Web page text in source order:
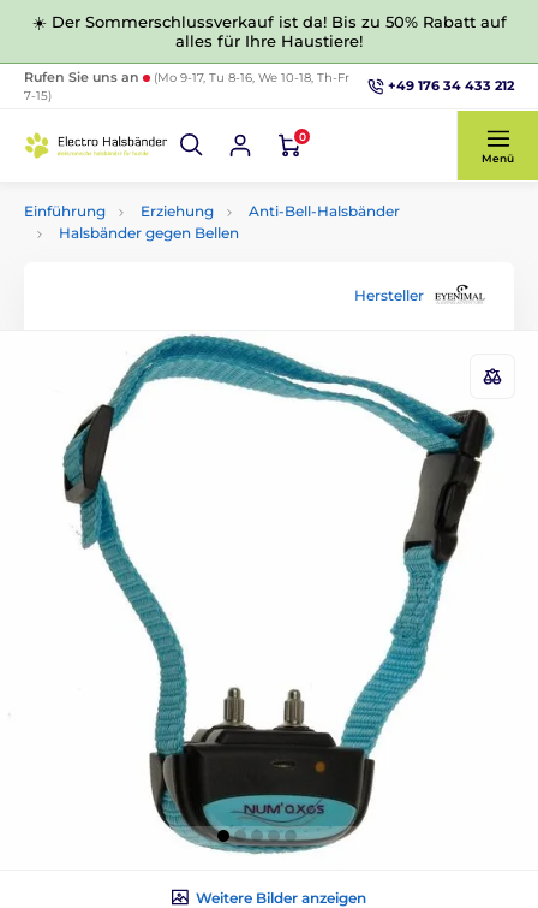
☀️ Der Sommerschlussverkauf ist da! Bis zu 50% Rabatt auf
alles für Ihre Haustiere!
Rufen Sie uns an
(Mo 9-17, Tu 8-16, We 10-18, Th-Fr
7-15)
+49 176 34 433 212
0
Menü
Einführung Erziehung
Anti-Bell-Halsbänder
Halsbänder gegen Bellen
Hersteller
Weitere Bilder anzeigen